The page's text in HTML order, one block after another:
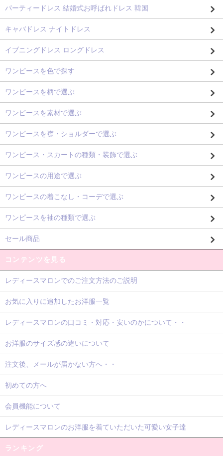
パーティードレス 結婚式お呼ばれドレス 韓国
キャバドレス ナイトドレス
イブニングドレス ロングドレス
ワンピースを色で探す
ワンピースを柄で選ぶ
ワンピースを素材で選ぶ
ワンピースを襟・ショルダーで選ぶ
ワンピース・スカートの種類・装飾で選ぶ
ワンピースの用途で選ぶ
ワンピースの着こなし・コーデで選ぶ
ワンピースを袖の種類で選ぶ
セール商品
コンテンツを見る
レディースマロンでのご注文方法のご説明
お気に入りに追加したお洋服一覧
レディースマロンの口コミ・対応・安いのかについて・・
お洋服のサイズ感の違いについて
注文後、メールが届かない方へ・・
初めての方へ
会員機能について
レディースマロンのお洋服を着ていただいた可愛い女子達
ランキング